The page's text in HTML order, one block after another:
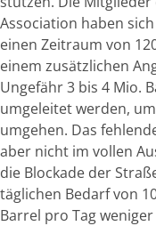
Association haben
einen Zeitraum von
einem zusätzlichen
Ungefähr 3 bis 4 Mio.
umgeleitet werden,
umgehen. Das
aber nicht im vollen
die Blockade der
täglichen Bedarf von
Barrel pro Tag